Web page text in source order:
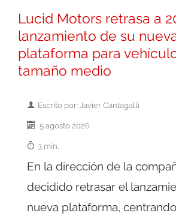
Lucid Motors retrasa a
lanzamiento de su
plataforma para
tamaño medio
Escrito por: Javier Cantagalli
5 agosto 2026
3 min.
En la dirección de la
decidido retrasar el
nueva plataforma,